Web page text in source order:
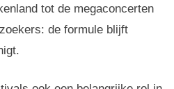
tot de megaconcerten
de formule blijft